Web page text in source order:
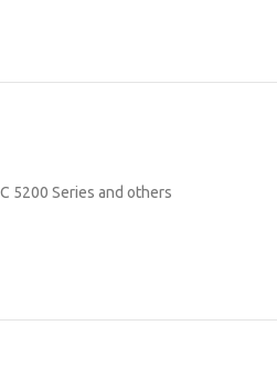
5200 Series and others